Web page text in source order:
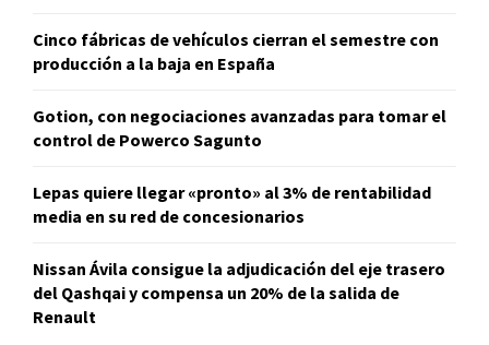
Cinco fábricas de vehículos cierran el semestre con
producción a la baja en España
Gotion, con negociaciones avanzadas para tomar el
control de Powerco Sagunto
Lepas quiere llegar «pronto» al 3% de rentabilidad
media en su red de concesionarios
Nissan Ávila consigue la adjudicación del eje trasero
del Qashqai y compensa un 20% de la salida de
Renault